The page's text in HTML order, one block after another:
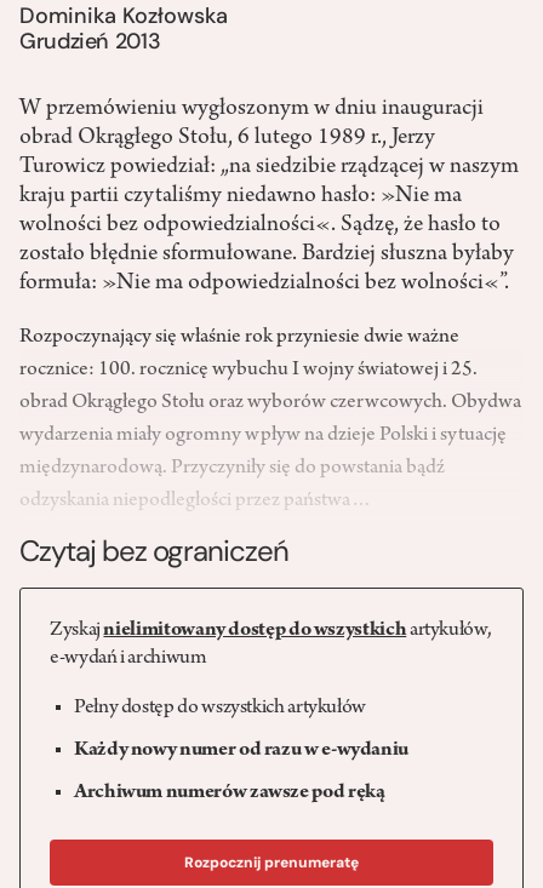
Dominika Kozłowska
Grudzień 2013
W przemówieniu wygłoszonym w dniu inauguracji
obrad Okrągłego Stołu, 6 lutego 1989 r., Jerzy
Turowicz powiedział: „na siedzibie rządzącej w naszym
kraju partii czytaliśmy niedawno hasło: »Nie ma
wolności bez odpowiedzialności«. Sądzę, że hasło to
zostało błędnie sformułowane. Bardziej słuszna byłaby
formuła: »Nie ma odpowiedzialności bez wolności«”.
Rozpoczynający się właśnie rok przyniesie dwie ważne
rocznice: 100. rocznicę wybuchu I wojny światowej i 25.
obrad Okrągłego Stołu oraz wyborów czerwcowych. Obydwa
wydarzenia miały ogromny wpływ na dzieje Polski i sytuację
międzynarodową. Przyczyniły się do powstania bądź
odzyskania niepodległości przez państwa…
Czytaj bez ograniczeń
Zyskajnielimitowany dostęp do wszystkichartykułów,
e-wydań i archiwum
Pełny dostęp do wszystkich artykułów
Każdy nowy numer od razu w e-wydaniu
Archiwum numerów zawsze pod ręką
Rozpocznij prenumeratę